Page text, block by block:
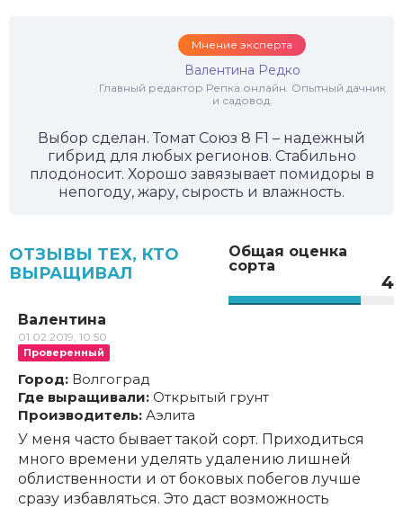
Мнение эксперта
Валентина Редко
Главный редактор Репка.онлайн. Опытный дачник
и садовод.
Выбор сделан. Томат Союз 8 F1 – надежный
гибрид для любых регионов. Стабильно
плодоносит. Хорошо завязывает помидоры в
непогоду, жару, сырость и влажность.
Общая оценка
сорта
4
ОТЗЫВЫ ТЕХ, КТО
ВЫРАЩИВАЛ
Валентина
01.02.2019, 10:50
Проверенный
Город: Волгоград
Где выращивали: Открытый грунт
Производитель: Аэлита
У меня часто бывает такой сорт. Приходиться
много времени уделять удалению лишней
облиственности и от боковых побегов лучше
сразу избавляться. Это даст возможность